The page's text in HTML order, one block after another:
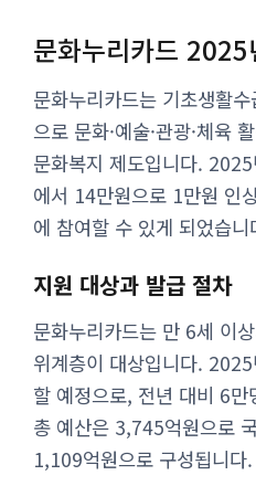
문화누리카드 2025
문화누리카드는 기초생활
으로 문화·예술·관광·체육
문화복지 제도입니다.
에서 14만원으로 1만원 인
에 참여할 수 있게 되었습니
지원 대상과 발급 절차
문화누리카드는 만 6세 이
위계층이 대상입니다.
할 예정으로, 전년 대비 6
총 예산은 3,745억원으로
1,109억원으로 구성됩니다.